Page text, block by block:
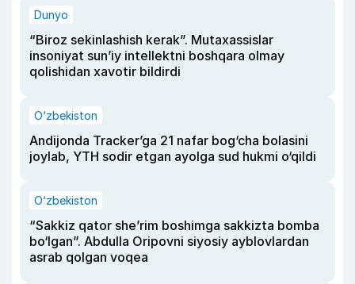
Dunyo
“Biroz sekinlashish kerak”. Mutaxassislar
insoniyat sun’iy intellektni boshqara olmay
qolishidan xavotir bildirdi
O‘zbekiston
Andijonda Tracker’ga 21 nafar bog‘cha bolasini
joylab, YTH sodir etgan ayolga sud hukmi o‘qildi
O‘zbekiston
“Sakkiz qator she’rim boshimga sakkizta bomba
bo‘lgan”. Abdulla Oripovni siyosiy ayblovlardan
asrab qolgan voqea